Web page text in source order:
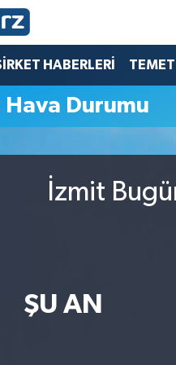
HABERLERİ
Hava Durumu
İzmit
ŞU AN